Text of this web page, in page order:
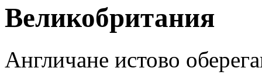
Великобритания
Англичане истово